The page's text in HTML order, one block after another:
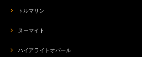
トルマリン
ヌーマイト
ハイアライトオパール